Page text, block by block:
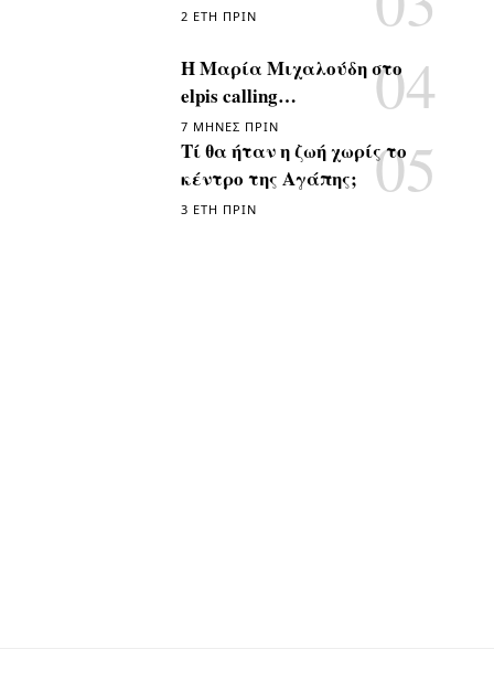
2 ΈΤΗ ΠΡΙΝ
Η Μαρία Μιχαλούδη στο
elpis calling…
7 ΜΉΝΕΣ ΠΡΙΝ
Τί θα ήταν η ζωή χωρίς το
κέντρο της Αγάπης;
3 ΈΤΗ ΠΡΙΝ